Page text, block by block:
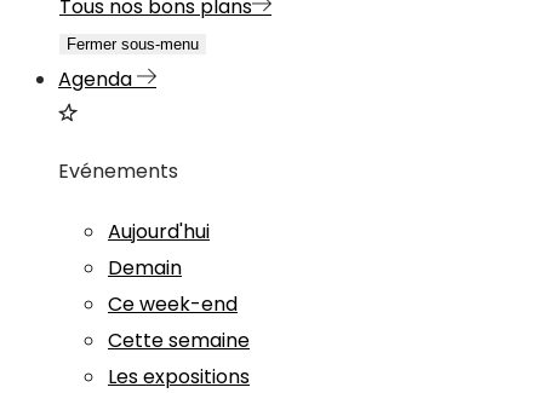
Tous nos bons plans
Fermer sous-menu
Agenda
Evénements
Aujourd'hui
Demain
Ce week-end
Cette semaine
Les expositions